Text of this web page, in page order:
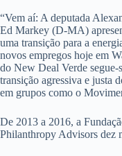
“Vem aí: A deputada
Ed Markey (D-MA)
uma transição para a
novos empregos hoje em
do New Deal Verde segue-
transição agressiva e justa
em grupos como o
De 2013 a 2016, a
Philanthropy Advisors dez